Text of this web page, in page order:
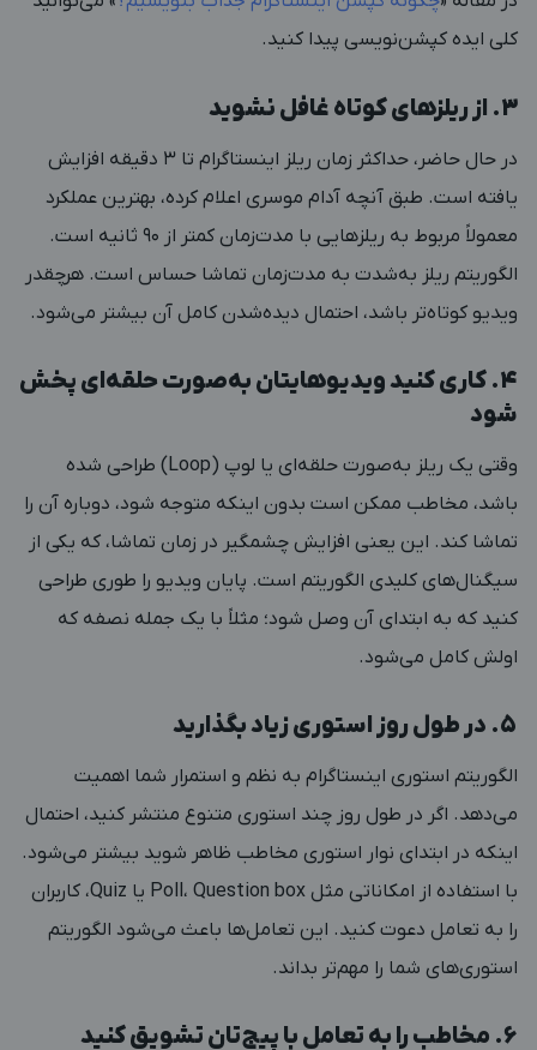
کلی ایده کپشن‌نویسی پیدا کنید.
۳. از ریلزهای کوتاه غافل نشوید
در حال حاضر، حداکثر زمان ریلز اینستاگرام
تا ۳ دقیقه افزایش
یافته است. طبق آنچه آدام موسری اعلام کرده، بهترین عملکرد
معمولاً مربوط به ریلزهایی با مدت‌زمان کمتر از ۹۰ ثانیه است.
الگوریتم ریلز به‌شدت به مدت‌زمان تماشا حساس است. هرچقدر
ویدیو کوتاه‌تر باشد، احتمال دیده‌شدن کامل آن بیشتر می‌شود.
۴. کاری کنید ویدیوهایتان به‌صورت حلقه‌ای پخش
شود
وقتی یک ریلز به‌صورت حلقه‌ای یا لوپ (Loop) طراحی شده
باشد، مخاطب ممکن است بدون اینکه متوجه شود، دوباره آن را
تماشا کند. این یعنی افزایش چشمگیر در زمان تماشا، که یکی از
سیگنال‌های کلیدی الگوریتم است. پایان ویدیو را طوری طراحی
کنید که به ابتدای آن وصل شود؛ مثلاً با یک جمله نصفه که
اولش کامل می‌شود.
الگوریتم استوری اینستاگرام به نظم و استمرار شما اهمیت
می‌دهد. اگر در طول روز چند استوری متنوع منتشر کنید، احتمال
اینکه در ابتدای نوار استوری مخاطب ظاهر شوید بیشتر می‌شود.
با استفاده از امکاناتی مثل Poll، Question box یا Quiz، کاربران
را به تعامل دعوت کنید. این تعامل‌ها باعث می‌شود الگوریتم
استوری‌های شما را مهم‌تر بداند.
۶. مخاطب را به تعامل با پیج‌تان تشویق کنید